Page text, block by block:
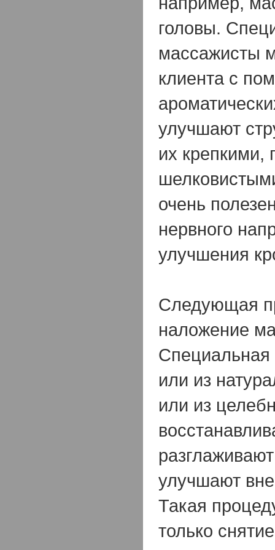
головы.
массажисты
клиента с
улучшают
их крепкими,
очень
нервного
улучшения
Следующая
наложение
Специальная
или из
или из
улучшают
Такая
только